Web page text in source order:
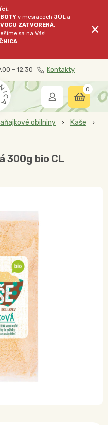
v mesiacochJÚL a
ZATVORENÁ.
sa na Vás!
.
×
– 12.30 Kontakty
0
obilniny
Kaše
300g bio CL